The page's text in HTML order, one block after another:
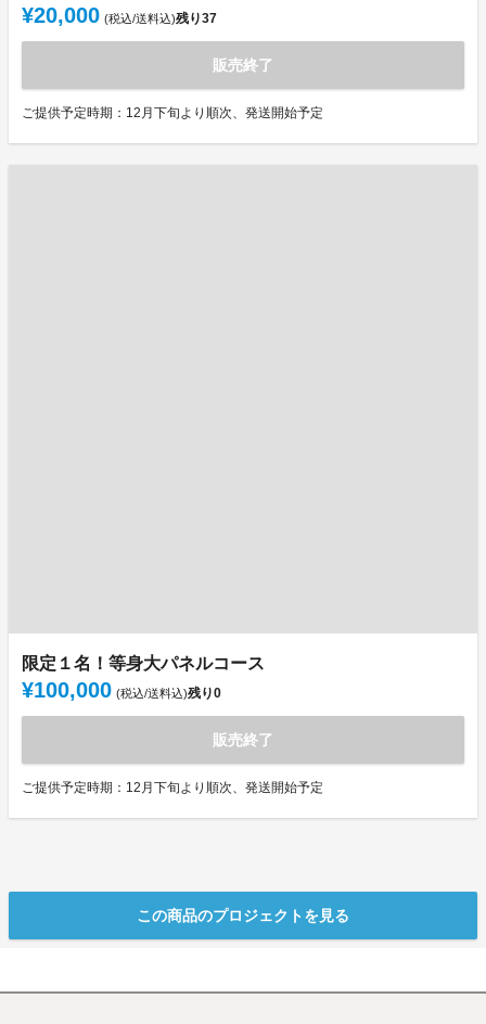
¥20,000 (税込/送料込)残り37
販売終了
ご提供予定時期：12月下旬より順次、発送開始予定
限定１名！等身大パネルコース
¥100,000 (税込/送料込)残り0
販売終了
ご提供予定時期：12月下旬より順次、発送開始予定
この商品のプロジェクトを見る